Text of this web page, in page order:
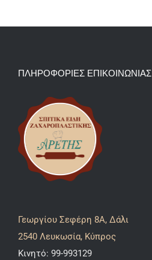
ΠΛΗΡΟΦΟΡΙΕΣ ΕΠΙΚΟΙΝΩΝΙΑΣ
Γεωργίου Σεφέρη 8A, Δάλι
2540 Λευκωσία, Κύπρος
Κινητό: 99-993129